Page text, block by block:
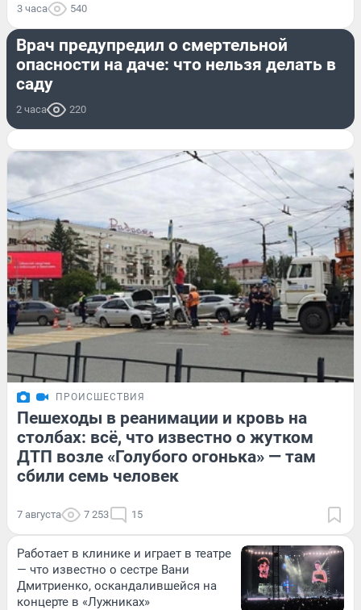
3 часа 540
ЗДОРОВЬЕ
Врач предупредил о смертельной
опасности на даче: что нельзя делать в
саду
2 часа 220
ПРОИСШЕСТВИЯ
Пешеходы в реанимации и кровь на
столбах: всё, что известно о жутком
ДТП возле «Голубого огонька» — там
сбили семь человек
7 августа 7 253 15
Работает в клинике и играет в театре
— что известно о сестре Вани
Дмитриенко, оскандалившейся на
концерте в «Лужниках»